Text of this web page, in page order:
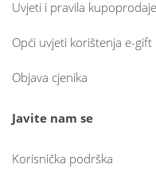
Uvjeti i pravila
Opći uvjeti korištenja e-
Objava cjenika
Javite nam se
Korisnička podrška